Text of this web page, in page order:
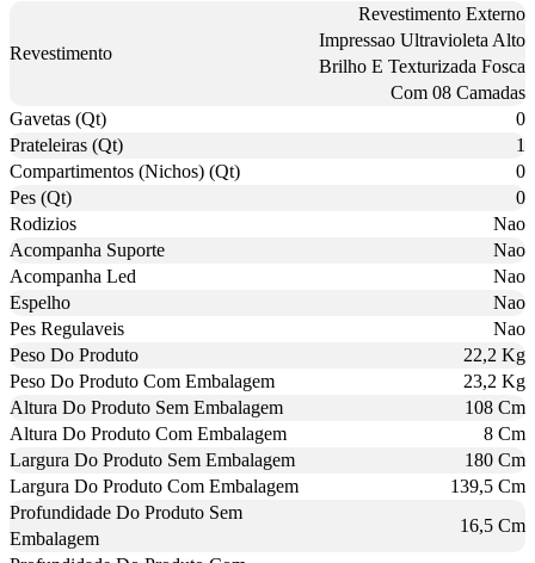
Revestimento
Revestimento Externo
Impressao Ultravioleta Alto
Brilho E Texturizada Fosca
Com 08 Camadas
Gavetas (Qt)
0
Prateleiras (Qt)
1
Compartimentos (Nichos) (Qt)
0
Pes (Qt)
0
Rodizios
Nao
Acompanha Suporte
Nao
Acompanha Led
Nao
Espelho
Nao
Pes Regulaveis
Nao
Peso Do Produto
22,2 Kg
Peso Do Produto Com Embalagem
23,2 Kg
Altura Do Produto Sem Embalagem
108 Cm
Altura Do Produto Com Embalagem
8 Cm
Largura Do Produto Sem Embalagem
180 Cm
Largura Do Produto Com Embalagem
139,5 Cm
Profundidade Do Produto Sem
Embalagem
16,5 Cm